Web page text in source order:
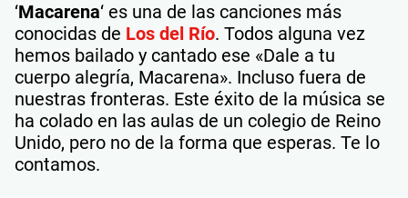
‘Macarena‘ es una de las canciones más
conocidas de Los del Río. Todos alguna vez
hemos bailado y cantado ese «Dale a tu
cuerpo alegría, Macarena». Incluso fuera de
nuestras fronteras. Este éxito de la música se
ha colado en las aulas de un colegio de Reino
Unido, pero no de la forma que esperas. Te lo
contamos.